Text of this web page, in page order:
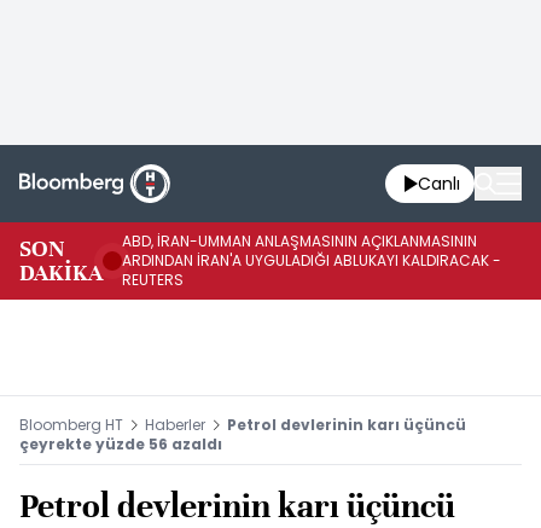
Canlı
SON
DAKİKA
ABD, İRAN-UMMAN ANLAŞMASININ AÇIKLANMASININ
ARDINDAN İRAN'A UYGULADIĞI ABLUKAYI KALDIRACAK -
REUTERS
Bloomberg HT Haberler
Petrol devlerinin karı üçüncü
çeyrekte yüzde 56 azaldı
Petrol devlerinin karı üçüncü